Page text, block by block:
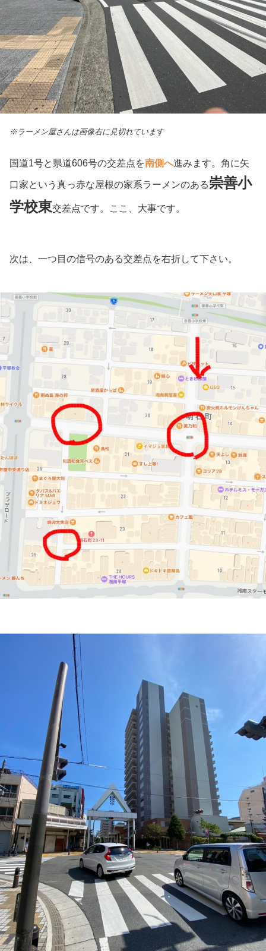
※ラーメン屋さんは画像右に見切れています
国道1号と県道606号の交差点を南側へ進みます。角に矢
口家という真っ赤な屋根の家系ラーメンのある崇善小
学校東交差点です。ここ、大事です。
次は、一つ目の信号のある交差点を右折して下さい。